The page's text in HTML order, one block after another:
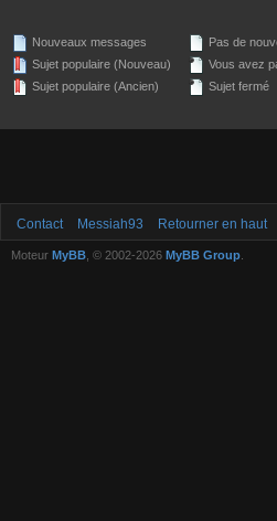
Nouveaux messages
Sujet populaire (Nouveau)
Sujet populaire (Ancien)
Pas de
Vous avez
Sujet fermé
Contact Messiah93 Retourner en haut
Moteur MyBB , © 2002-2026 MyBB Group